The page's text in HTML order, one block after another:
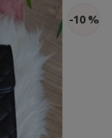
-10 %